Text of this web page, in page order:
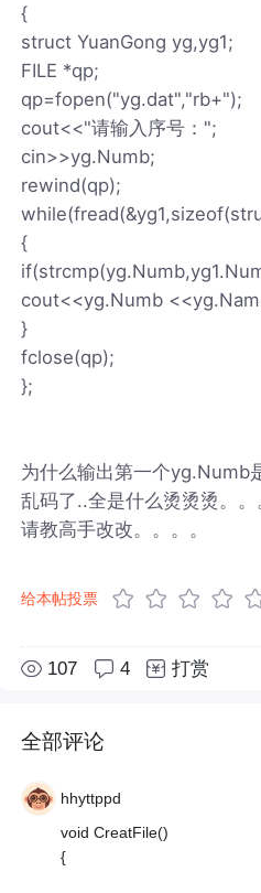
{
struct YuanGong yg,yg1;
FILE *qp;
qp=fopen("yg.dat","rb+");
cout<<"请输入序号：";
cin>>yg.Numb;
rewind(qp);
{
cout<<yg.Numb
}
fclose(qp);
};
为什么输出第一个yg.Numb
乱码了..全是什么烫烫烫。。
请教高手改改。。。。
给本帖投票
107 4 打赏
全部评论
hhyttppd
void CreatFile()
{